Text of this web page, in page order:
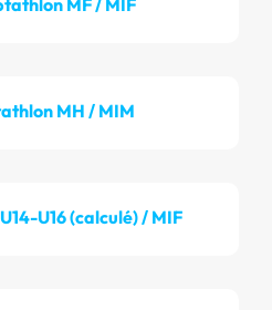
MH / MIM
U16 (calculé) / MIF